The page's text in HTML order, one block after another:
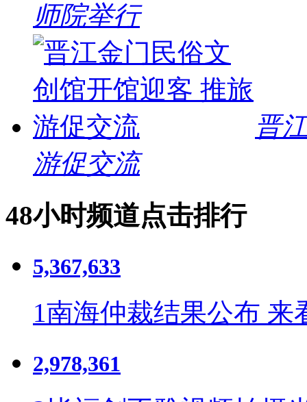
师院举行
晋
游促交流
48小时频道点击排行
5,367,633
1南海仲裁结果公布 来
2,978,361